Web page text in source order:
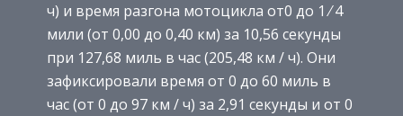
ч) и время разгона мотоцикла от0 до 1 ⁄ 4
мили (от 0,00 до 0,40 км) за 10,56 секунды
при 127,68 миль в час (205,48 км / ч). Они
зафиксировали время от 0 до 60 миль в
час (от 0 до 97 км / ч) за 2,91 секунды и от 0